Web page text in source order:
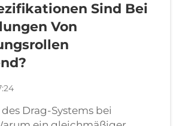
Sind Bei
Von
Drag-Systems bei